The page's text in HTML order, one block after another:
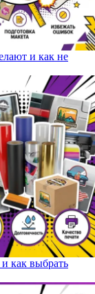
и как не
как выбрать